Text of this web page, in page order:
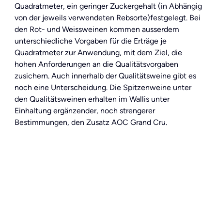
Quadratmeter, ein geringer Zuckergehalt (in Abhängig
von der jeweils verwendeten Rebsorte)festgelegt. Bei
den Rot- und Weissweinen kommen ausserdem
unterschiedliche Vorgaben für die Erträge je
Quadratmeter zur Anwendung, mit dem Ziel, die
hohen Anforderungen an die Qualitätsvorgaben
zusichern. Auch innerhalb der Qualitätsweine gibt es
noch eine Unterscheidung. Die Spitzenweine unter
den Qualitätsweinen erhalten im Wallis unter
Einhaltung ergänzender, noch strengerer
Bestimmungen, den Zusatz AOC Grand Cru.